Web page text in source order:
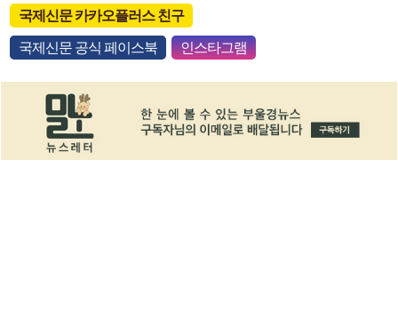
국제신문 카카오플러스 친구
국제신문 공식 페이스북 인스타그램